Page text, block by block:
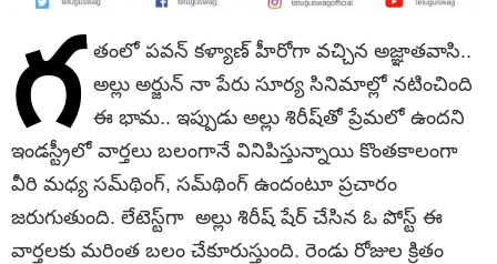
గ తంలో పవన్ కళ్యాణ్ హీరోగా వచ్చిన అజ్ఞాతవాసి..
అల్లు అర్జున్ నా పేరు సూర్య సినిమాల్లో నటించింది
ఈ భామ.. ఇప్పుడు అల్లు శిరీష్‌తో ప్రేమలో ఉందని
ఇండస్ట్రీలో వార్తలు బలంగానే వినిపిస్తున్నాయి కొంతకాలంగా
వీరి మధ్య సమ్‌థింగ్‌, సమ్‌థింగ్‌ ఉందంటూ ప్రచారం
జరుగుతుంది. లేటెస్ట్‌గా అల్లు శిరీష్‌ షేర్‌ చేసిన ఓ పోస్ట్‌ ఈ
వార్తలకు మరింత బలం చేకూరుస్తుంది. రెండు రోజుల క్రితం